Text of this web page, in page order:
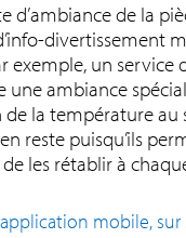
d’ambiance de la
divertissement
exemple, un service
une ambiance
la température au
reste puisqu’ils
les rétablir à
mobile,